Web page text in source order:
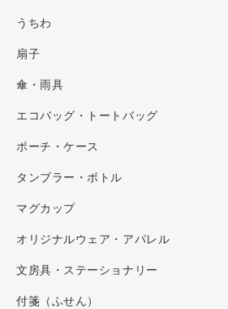
うちわ
扇子
傘・雨具
エコバッグ・トートバッグ
ポーチ・ケース
タンブラー・ボトル
マグカップ
オリジナルウェア・アパレル
文房具・ステーショナリー
付箋（ふせん）